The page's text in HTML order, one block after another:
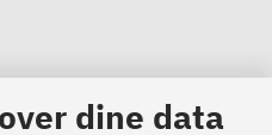
dine data